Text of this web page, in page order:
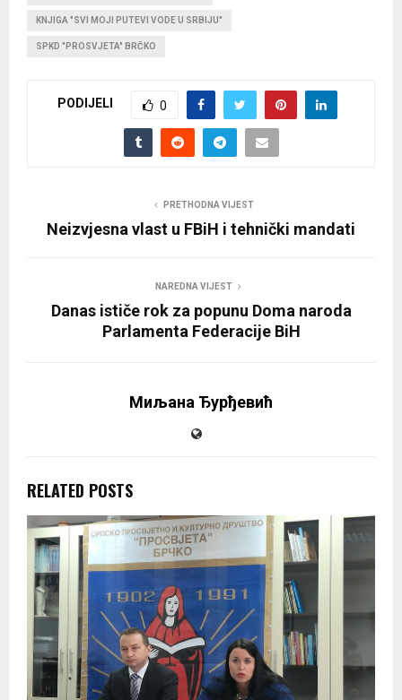
KNJIGA "SVI MOJI PUTEVI VODE U SRBIJU"
SPKD "PROSVJETA" BRČKO
PODIJELI 0
PRETHODNA VIJEST
Neizvjesna vlast u FBiH i tehnički mandati
NAREDNA VIJEST
Danas ističe rok za popunu Doma naroda
Parlamenta Federacije BiH
Миљана Ђурђевић
RELATED POSTS